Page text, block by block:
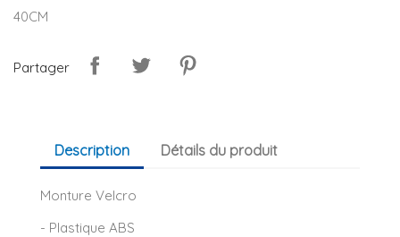
40CM
Partager
Description Détails du produit
Monture Velcro
- Plastique ABS